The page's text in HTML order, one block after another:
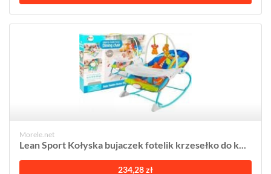
Morele.net
Lean Sport Kołyska bujaczek fotelik krzesełko do k...
234,28 zł